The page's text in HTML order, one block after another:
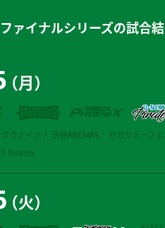
ァイナルシリーズの試合
（月）
クラナイツ 渋谷ABEMAS
セガサミーフェ
Pirates
（火）